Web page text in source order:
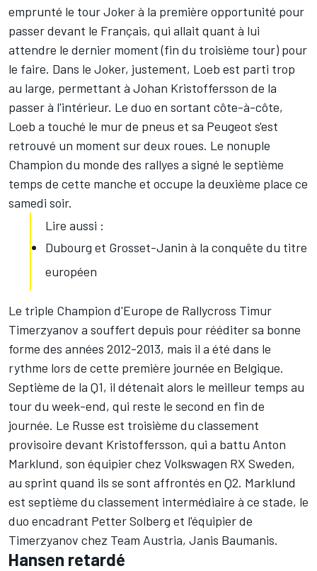
emprunté le tour Joker à la première opportunité pour
passer devant le Français, qui allait quant à lui
attendre le dernier moment (fin du troisième tour) pour
le faire. Dans le Joker, justement, Loeb est parti trop
au large, permettant à Johan Kristoffersson de la
passer à l'intérieur. Le duo en sortant côte-à-côte,
Loeb a touché le mur de pneus et sa Peugeot s'est
retrouvé un moment sur deux roues. Le nonuple
Champion du monde des rallyes a signé le septième
temps de cette manche et occupe la deuxième place ce
samedi soir.
Lire aussi :
Dubourg et Grosset-Janin à la conquête du titre
européen
Le triple Champion d'Europe de Rallycross Timur
Timerzyanov a souffert depuis pour rééditer sa bonne
forme des années 2012-2013, mais il a été dans le
rythme lors de cette première journée en Belgique.
Septième de la Q1, il détenait alors le meilleur temps au
tour du week-end, qui reste le second en fin de
journée. Le Russe est troisième du classement
provisoire devant Kristoffersson, qui a battu Anton
Marklund, son équipier chez Volkswagen RX Sweden,
au sprint quand ils se sont affrontés en Q2. Marklund
est septième du classement intermédiaire à ce stade, le
duo encadrant Petter Solberg et l'équipier de
Timerzyanov chez Team Austria, Janis Baumanis.
Hansen retardé